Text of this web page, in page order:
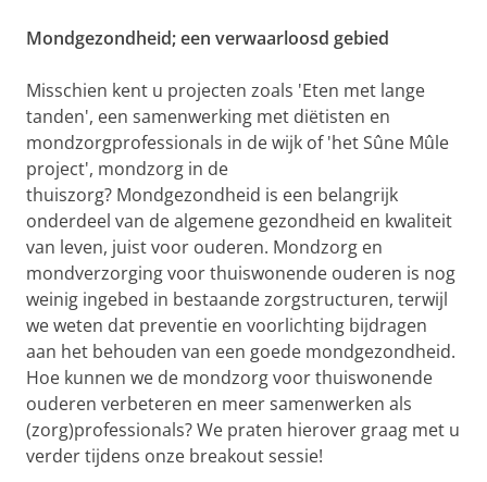
Mondgezondheid;een verwaarloosd gebied
Misschien kent u projecten zoals 'Eten met lange
tanden', een samenwerking met diëtisten en
mondzorgprofessionals in de wijk of 'het Sûne Mûle
project', mondzorg in de
thuiszorg? Mondgezondheid is een belangrijk
onderdeel van de algemene gezondheid en kwaliteit
van leven, juist voor ouderen. Mondzorg en
mondverzorging voor thuiswonende ouderen is nog
weinig ingebed in bestaande zorgstructuren, terwijl
we weten dat preventie en voorlichting bijdragen
aan het behouden van een goede mondgezondheid.
Hoe kunnen we de mondzorg voor thuiswonende
ouderen verbeteren en meer samenwerken als
(zorg)professionals? We praten hierover graag met u
verder tijdens onze breakout sessie!